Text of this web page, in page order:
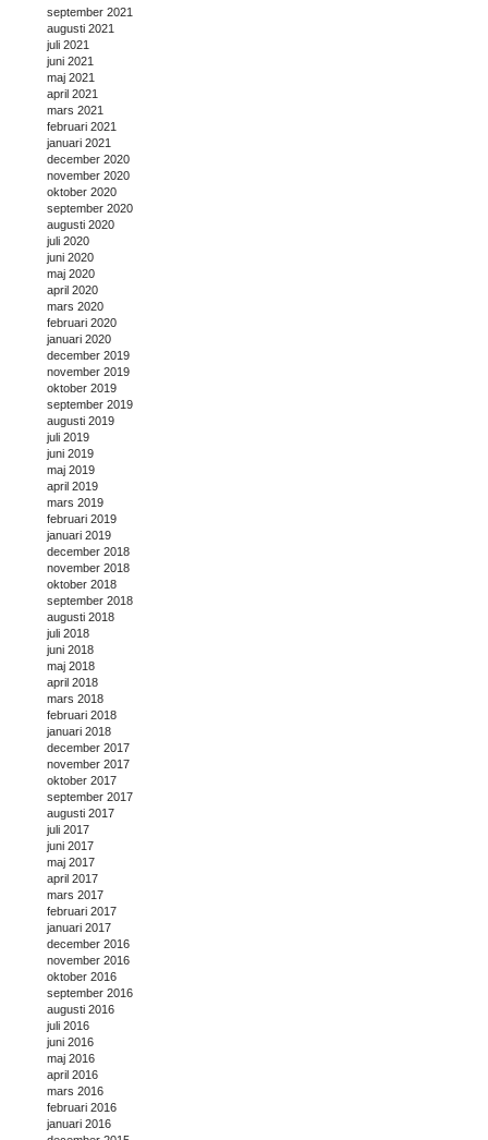
september 2021
augusti 2021
juli 2021
juni 2021
maj 2021
april 2021
mars 2021
februari 2021
januari 2021
december 2020
november 2020
oktober 2020
september 2020
augusti 2020
juli 2020
juni 2020
maj 2020
april 2020
mars 2020
februari 2020
januari 2020
december 2019
november 2019
oktober 2019
september 2019
augusti 2019
juli 2019
juni 2019
maj 2019
april 2019
mars 2019
februari 2019
januari 2019
december 2018
november 2018
oktober 2018
september 2018
augusti 2018
juli 2018
juni 2018
maj 2018
april 2018
mars 2018
februari 2018
januari 2018
december 2017
november 2017
oktober 2017
september 2017
augusti 2017
juli 2017
juni 2017
maj 2017
april 2017
mars 2017
februari 2017
januari 2017
december 2016
november 2016
oktober 2016
september 2016
augusti 2016
juli 2016
juni 2016
maj 2016
april 2016
mars 2016
februari 2016
januari 2016